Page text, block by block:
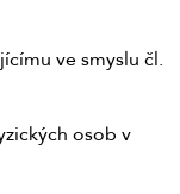
ve smyslu čl.
osob v